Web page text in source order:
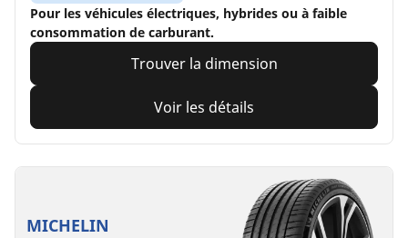
Pour les véhicules électriques, hybrides ou à faible
consommation de carburant.
Trouver la dimension
Voir les détails
MICHELIN